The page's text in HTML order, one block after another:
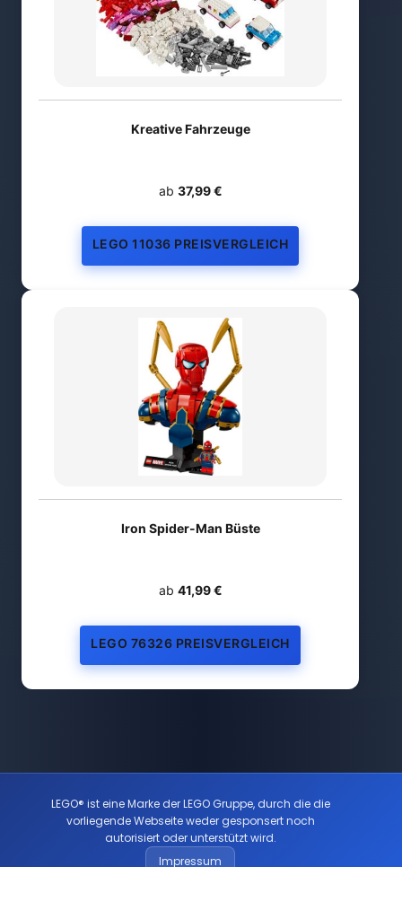
Kreative Fahrzeuge
ab 37,99 €
LEGO 11036 PREISVERGLEICH
Iron Spider-Man Büste
ab 41,99 €
LEGO 76326 PREISVERGLEICH
LEGO® ist eine Marke der LEGO Gruppe, durch die die
vorliegende Webseite weder gesponsert noch
autorisiert oder unterstützt wird.
Impressum